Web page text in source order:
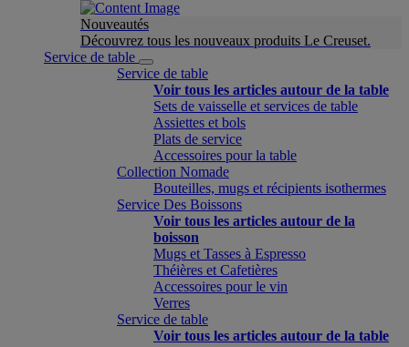
Nouveautés
Découvrez tous les nouveaux produits Le Creuset.
Service de table
Service de table
Voir tous les articles autour de la table
Sets de vaisselle et services de table
Assiettes et bols
Plats de service
Accessoires pour la table
Collection Nomade
Bouteilles, mugs et récipients isothermes
Service Des Boissons
Voir tous les articles autour de la
boisson
Mugs et Tasses à Espresso
Théières et Cafetières
Accessoires pour le vin
Verres
Service de table
Voir tous les articles autour de la table